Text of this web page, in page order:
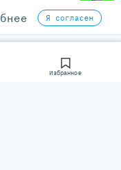
Избранное
Я согласен